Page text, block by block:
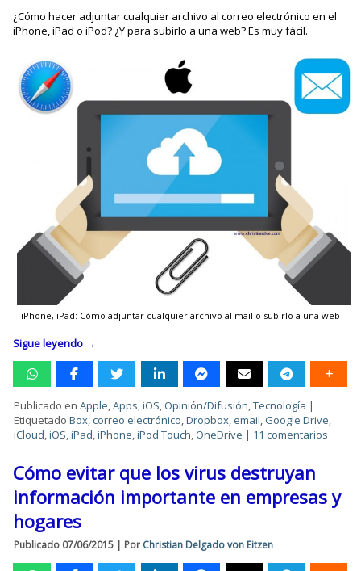
¿Cómo hacer adjuntar cualquier archivo al correo electrónico en el
iPhone, iPad o iPod? ¿Y para subirlo a una web? Es muy fácil.
iPhone, iPad: Cómo adjuntar cualquier archivo al mail o subirlo a una web
Sigue leyendo →
Publicado en Apple,Apps,iOS, Opinión/Difusión,Tecnología |
Etiquetado Box,correo electrónico,Dropbox, email, Google Drive,
iCloud,iOS,iPad,iPhone,iPod Touch, OneDrive | 11 comentarios
Cómo evitar que los virus destruyan
información importante en empresas y
hogares
Publicado 07/06/2015 | Por Christian Delgado von Eitzen